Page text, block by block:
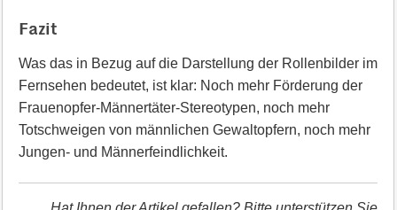
Fazit
Was das in Bezug auf die Darstellung der Rollenbilder im
Fernsehen bedeutet, ist klar: Noch mehr Förderung der
Frauenopfer-Männertäter-Stereotypen, noch mehr
Totschweigen von männlichen Gewaltopfern, noch mehr
Jungen- und Männerfeindlichkeit.